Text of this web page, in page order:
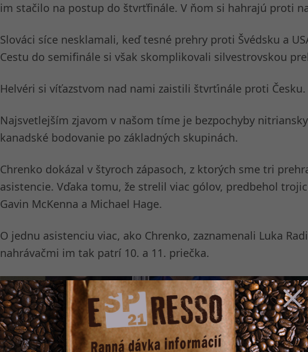
im stačilo na postup do štvrťfinále. V ňom si hahrajú proti
Slováci síce nesklamali, keď tesné prehry proti Švédsku a
Cestu do semifinále si však skomplikovali silvestrovskou
Helvéri si víťazstvom nad nami zaistili štvrťinále proti
Najsvetlejším zjavom v našom tíme je bezpochyby
kanadské bodovanie po základných skupinách.
Chrenko dokázal v štyroch zápasoch, z ktorých sme tri
asistencie. Vďaka tomu, že strelil viac gólov, predbehol
Gavin McKenna a Michael Hage.
O jednu asistenciu viac, ako Chrenko, zaznamenali Luka
nahrávačmi im tak patrí 10. a 11. priečka.